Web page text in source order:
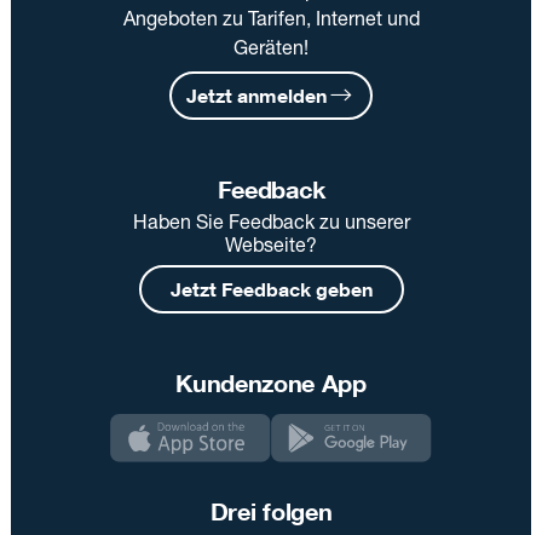
Angeboten zu Tarifen, Internet und
Geräten!
Jetzt anmelden
Feedback
Haben Sie Feedback zu unserer
Webseite?
Jetzt Feedback geben
Kundenzone App
Drei folgen